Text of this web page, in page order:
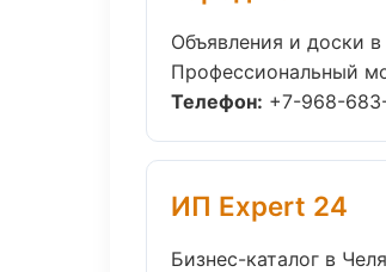
Объявления и доски
Профессиональный
Телефон: +7-968-
ИП Expert 24
Бизнес-каталог в